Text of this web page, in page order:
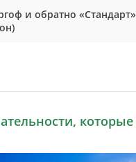
и обратно «Стандарт»
которые